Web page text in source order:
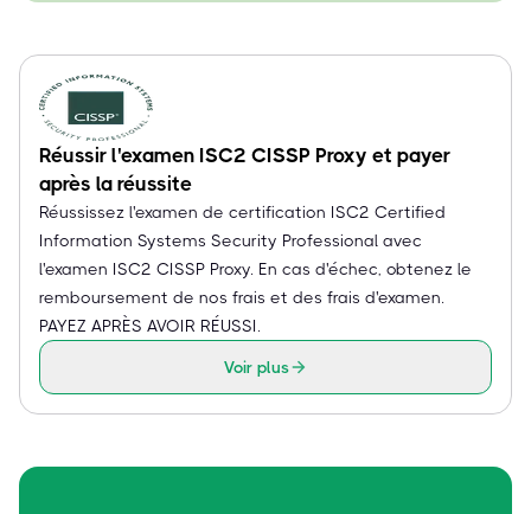
Réussir l'examen ISC2 CISSP Proxy et payer
après la réussite
Réussissez l'examen de certification ISC2 Certified
Information Systems Security Professional avec
l'examen ISC2 CISSP Proxy. En cas d'échec, obtenez le
remboursement de nos frais et des frais d'examen.
PAYEZ APRÈS AVOIR RÉUSSI.
Voir plus